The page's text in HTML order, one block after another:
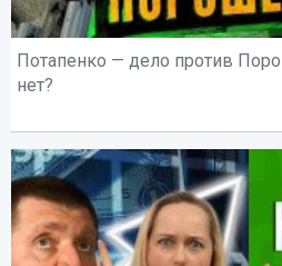
Потапенко — дело против
нет?